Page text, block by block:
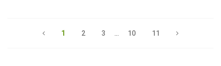
1 2 3 10 11